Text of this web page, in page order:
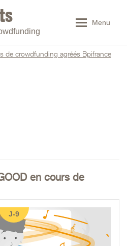
Menu
de crowdfunding agréés Bpifrance
en cours de
J-9